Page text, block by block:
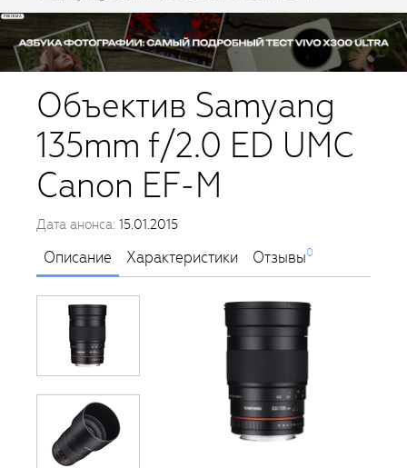
Объектив Samyang
135mm f/2.0 ED UMC
Canon EF-M
Дата анонса: 15.01.2015
Описание Характеристики Отзывы0